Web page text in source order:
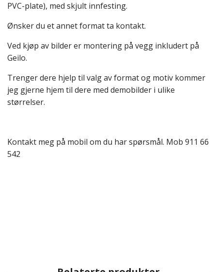
PVC-plate), med skjult innfesting.
Ønsker du et annet format ta kontakt.
Ved kjøp av bilder er montering på vegg inkludert på
Geilo.
Trenger dere hjelp til valg av format og motiv kommer
jeg gjerne hjem til dere med demobilder i ulike
størrelser.
Kontakt meg på mobil om du har spørsmål. Mob 911 66
542